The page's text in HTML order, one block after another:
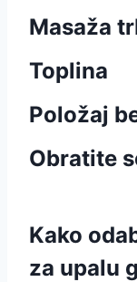
Masaža
Toplina
Položaj
Obratite
Kako
za upalu